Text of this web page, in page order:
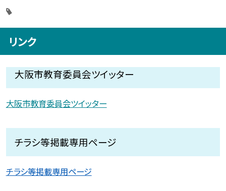
リンク
大阪市教育委員会ツイッター
大阪市教育委員会ツイッター
チラシ等掲載専用ページ
チラシ等掲載専用ページ